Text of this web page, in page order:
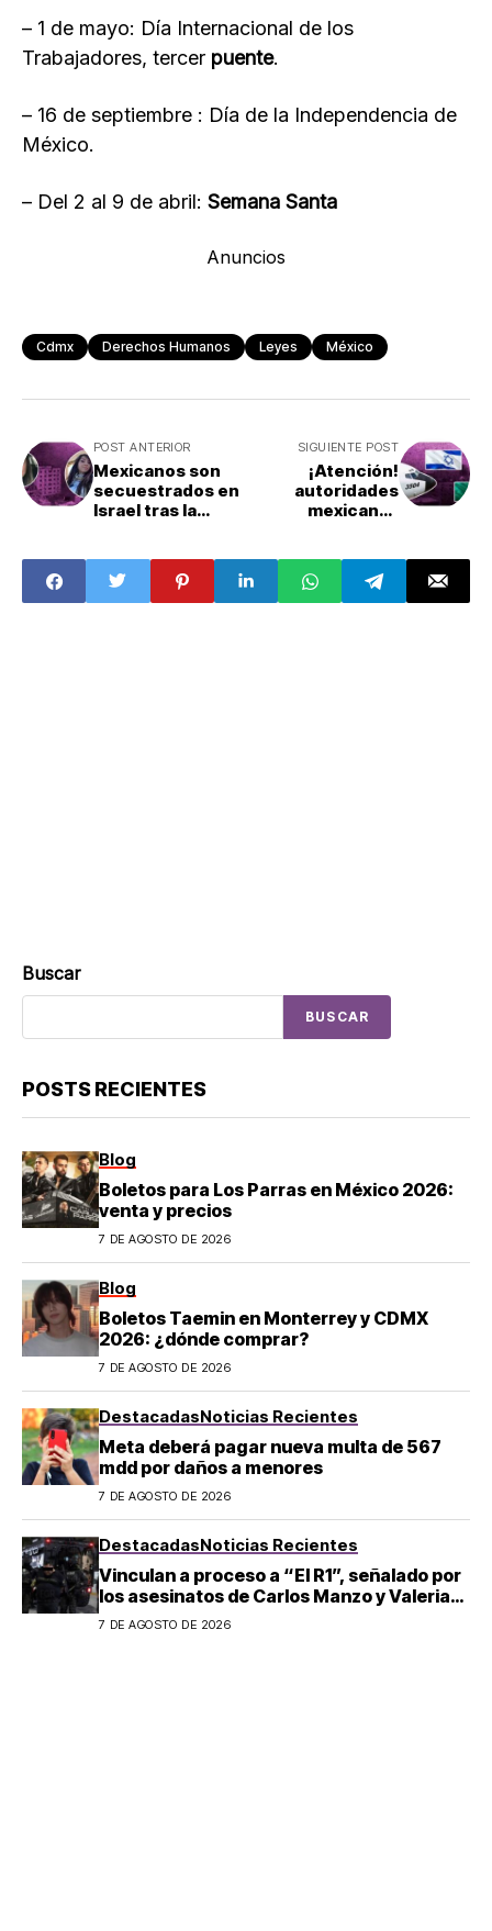
– 1 de mayo: Día Internacional de los
Trabajadores, tercer puente.
– 16 de septiembre : Día de la Independencia de
México.
– Del 2 al 9 de abril: Semana Santa
Anuncios
Cdmx Derechos Humanos Leyes México
POST ANTERIOR
Mexicanos son
secuestrados en
Israel tras la
pasando?
SIGUIENTE POST
¡Atención!
autoridades
mexicanas
falsos para salir
de Israel
Buscar
BUSCAR
POSTS RECIENTES
Blog
Boletos para Los Parras en México 2026:
venta y precios
7 DE AGOSTO DE 2026
Blog
Boletos Taemin en Monterrey y CDMX
2026: ¿dónde comprar?
7 DE AGOSTO DE 2026
DestacadasNoticias Recientes
Meta deberá pagar nueva multa de 567
mdd por daños a menores
7 DE AGOSTO DE 2026
DestacadasNoticias Recientes
Vinculan a proceso a “El R1”, señalado por
los asesinatos de Carlos Manzo y Valeria
Márquez
7 DE AGOSTO DE 2026